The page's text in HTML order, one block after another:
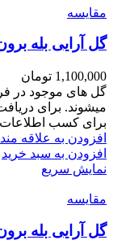
مقايسه
گل آرایی بله برون
1,100,000 تومان
گل های موجود در
میشوند. برای
برای کسب اطلاعات
افزودن به علاقه
افزودن به سبد خرید
نمایش سریع
مقايسه
گل آرایی بله برون